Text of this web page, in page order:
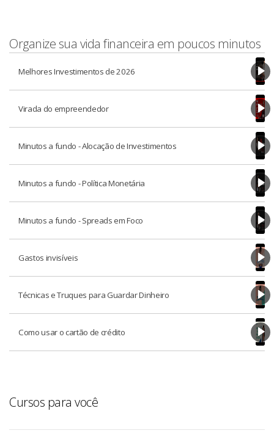
Organize sua vida financeira em poucos minutos
Melhores Investimentos de 2026
Virada do empreendedor
Minutos a fundo - Alocação de Investimentos
Minutos a fundo - Política Monetária
Minutos a fundo - Spreads em Foco
Gastos invisíveis
Técnicas e Truques para Guardar Dinheiro
Como usar o cartão de crédito
Cursos para você